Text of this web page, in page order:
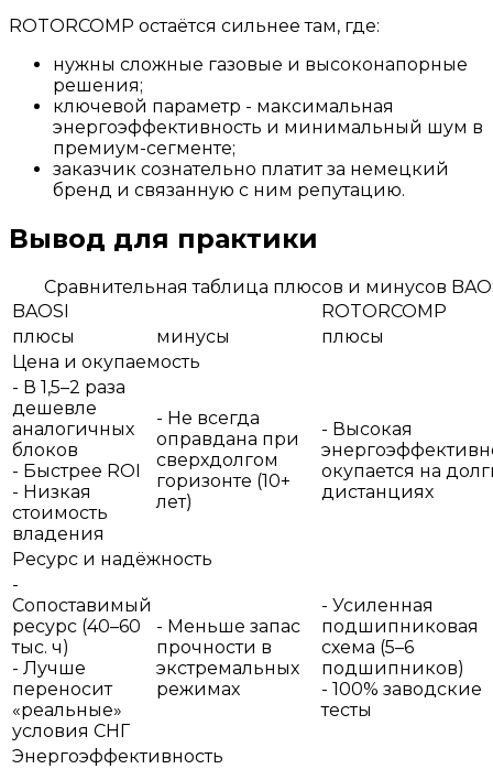
ROTORCOMP остаётся сильнее там, где:
нужны сложные газовые и высоконапорные
решения;
ключевой параметр - максимальная
энергоэффективность и минимальный шум в
премиум-сегменте;
заказчик сознательно платит за немецкий
бренд и связанную с ним репутацию.
Вывод для практики
Сравнительная таблица плюсов и минусов
BAOSI
ROTORCOMP
плюсы
минусы
плюсы
Цена и окупаемость
- В 1,5–2 раза
дешевле
аналогичных
блоков
- Быстрее ROI
- Низкая
стоимость
владения
- Не всегда
оправдана при
сверхдолгом
горизонте (10+
лет)
- Высокая
окупается на
дистанциях
Ресурс и надёжность
-
Сопоставимый
ресурс (40–60
тыс. ч)
- Лучше
переносит
«реальные»
условия СНГ
- Меньше запас
прочности в
экстремальных
режимах
- Усиленная
подшипниковая
схема (5–6
подшипников)
- 100% заводские
тесты
Энергоэффективность